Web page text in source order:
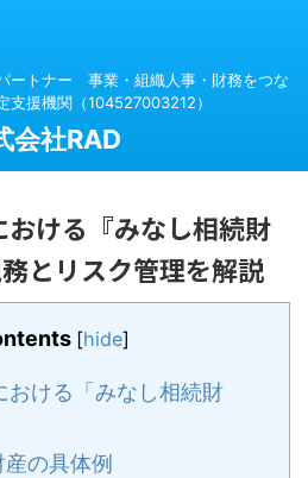
ートナー 事業・組織人事・財務をつな
援機関（104527003212）
会社RAD
ける『みなし相続財
とリスク管理を解説
[hide]
おける「みなし相続財
の具体例